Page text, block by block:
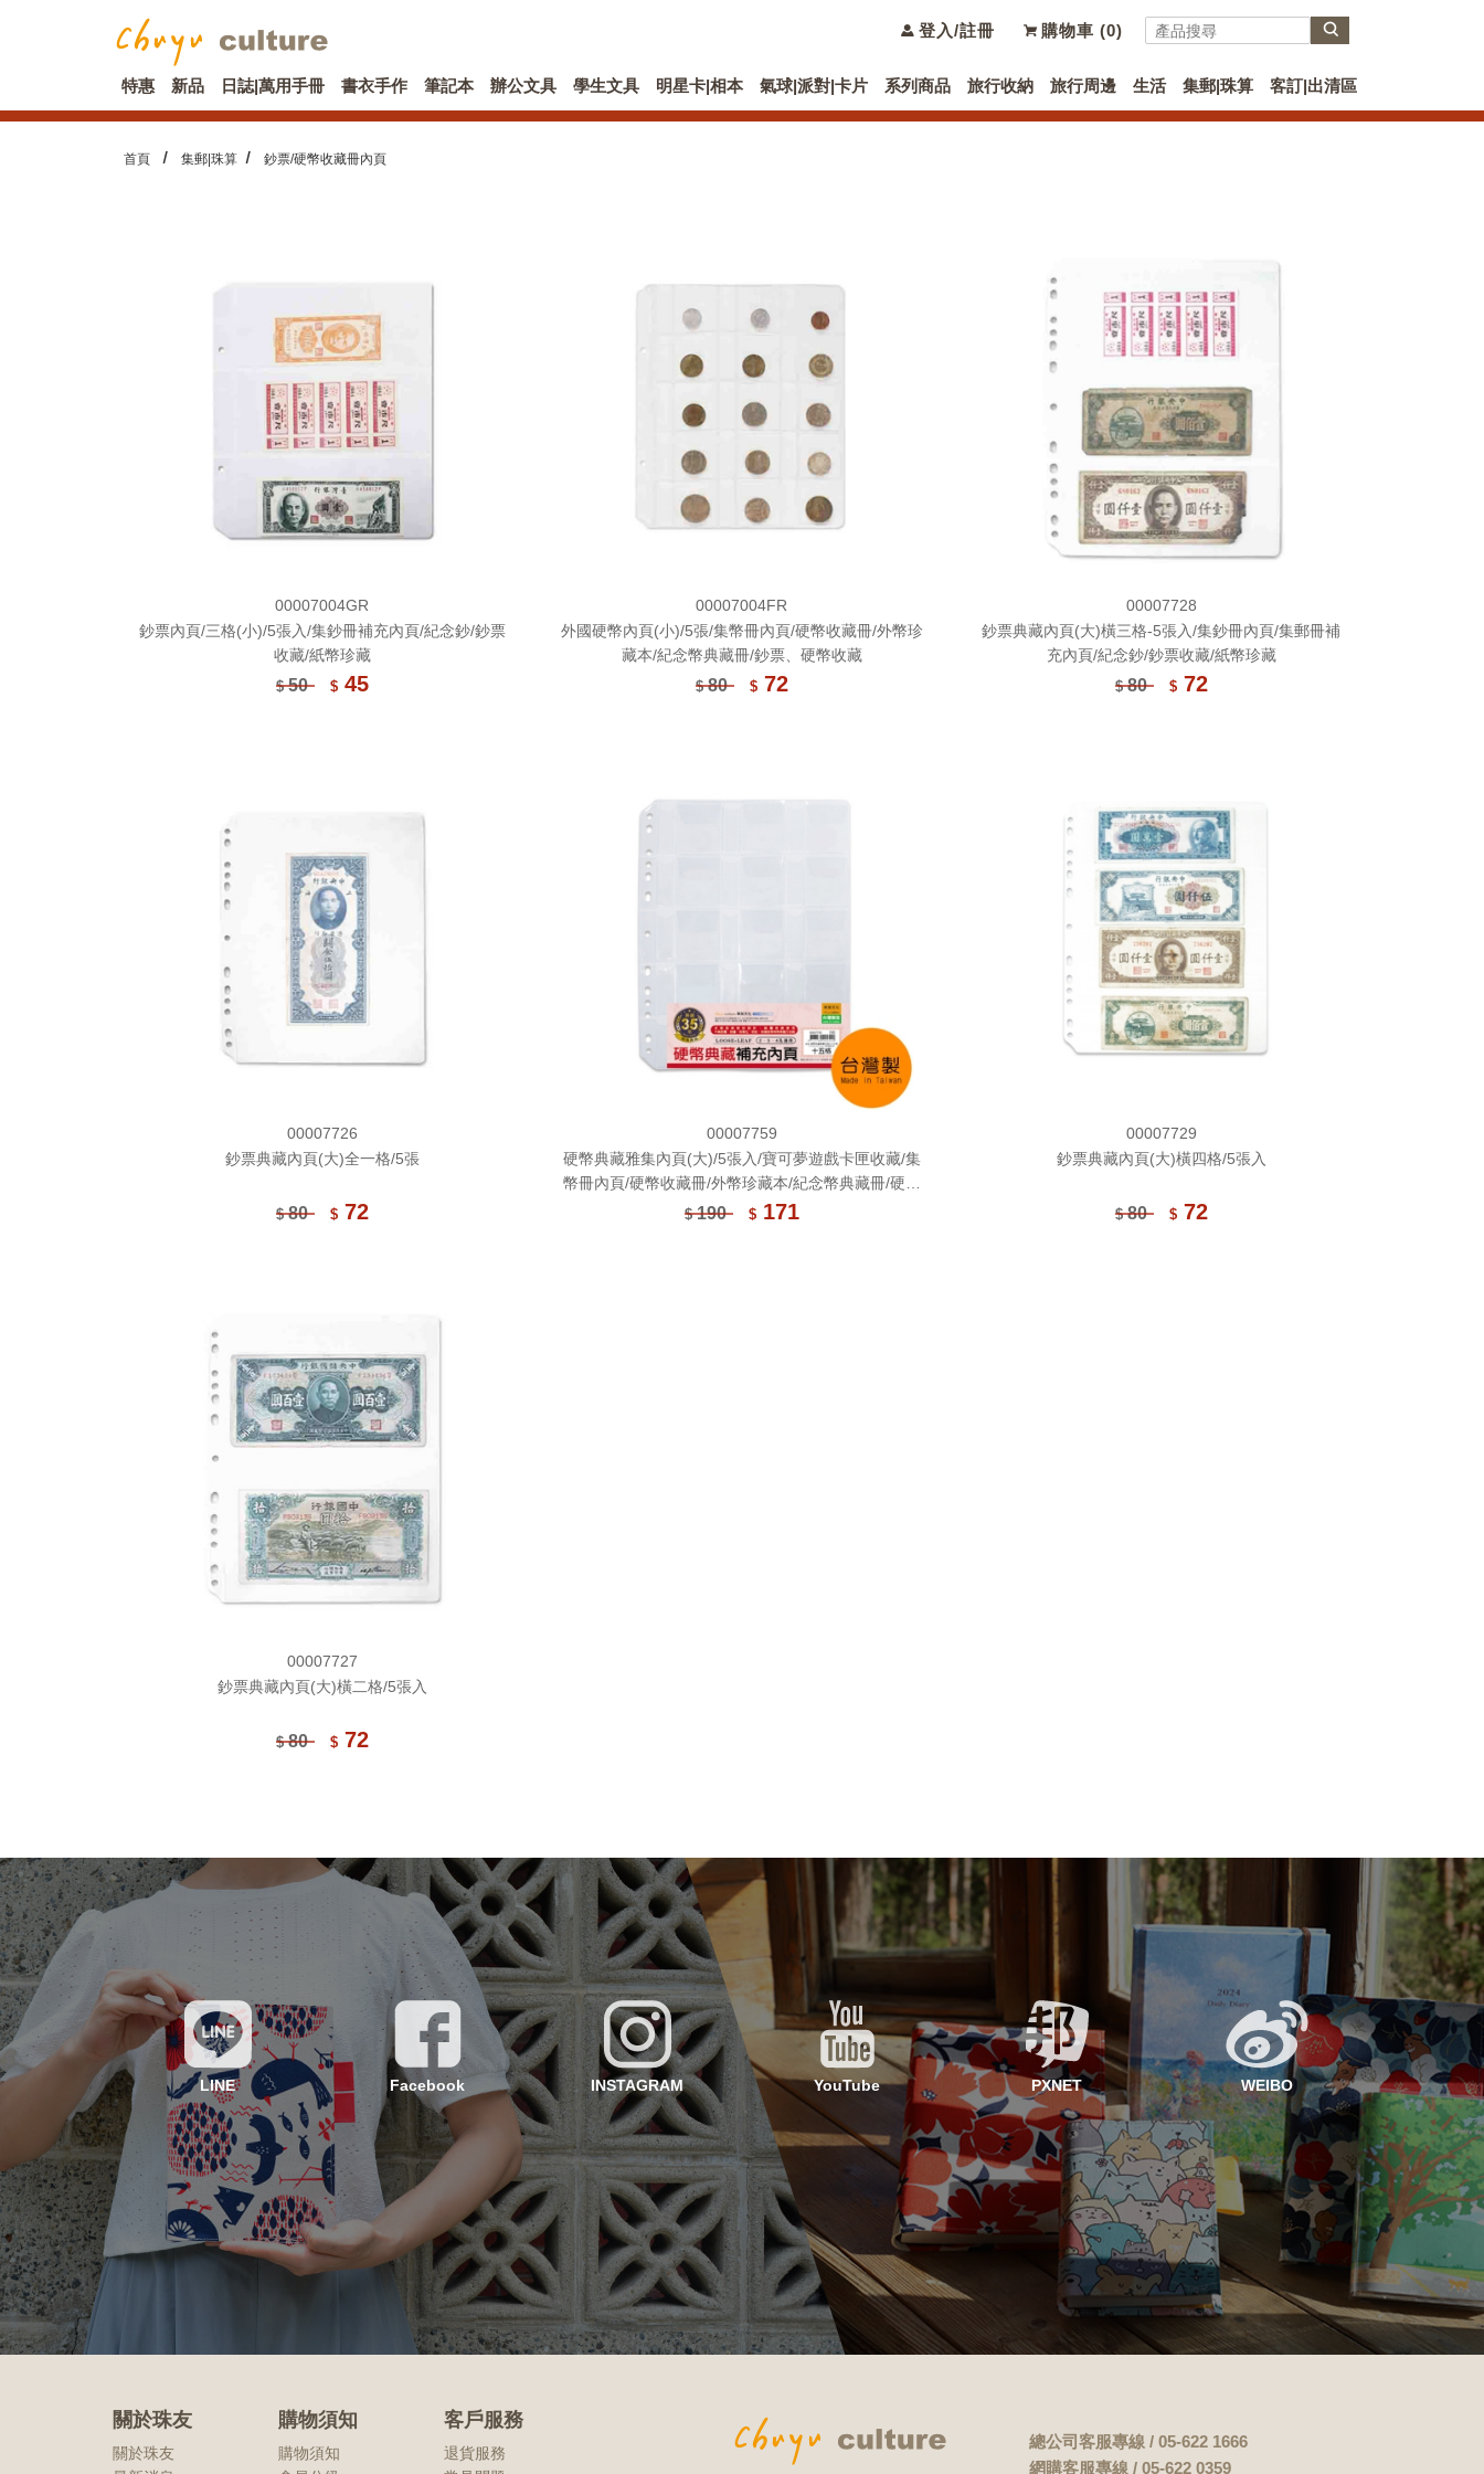
登入/註冊 購物車 (0)
特惠 新品 日誌|萬用手冊 書衣手作 筆記本 辦公文具 學生文具 明星卡|相本 氣球|派對|卡片 系列商品 旅行收納 旅行周邊 生活 集郵|珠算 客訂|出清區
首頁 集郵|珠算 鈔票/硬幣收藏冊內頁
00007004GR
鈔票內頁/三格(小)/5張入/集鈔冊補充內頁/紀念鈔/鈔票
收藏/紙幣珍藏
$50 $45
00007004FR
外國硬幣內頁(小)/5張/集幣冊內頁/硬幣收藏冊/外幣珍
藏本/紀念幣典藏冊/鈔票、硬幣收藏
$80 $72
00007728
鈔票典藏內頁(大)橫三格-5張入/集鈔冊內頁/集郵冊補
充內頁/紀念鈔/鈔票收藏/紙幣珍藏
$80 $72
00007726
鈔票典藏內頁(大)全一格/5張
$80 $72
00007759
硬幣典藏雅集內頁(大)/5張入/寶可夢遊戲卡匣收藏/集
幣冊內頁/硬幣收藏冊/外幣珍藏本/紀念幣典藏冊/硬幣
收藏
$190 $171
00007729
鈔票典藏內頁(大)橫四格/5張入
$80 $72
00007727
鈔票典藏內頁(大)橫二格/5張入
$80 $72
LINE Facebook INSTAGRAM YouTube PXNET WEIBO
總公司客服專線 / 05-622 1666
網購客服專線 / 05-622 0359
關於珠友
關於珠友
購物須知
購物須知
客戶服務
退貨服務